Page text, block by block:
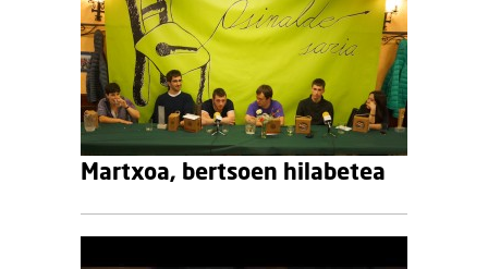
Martxoa, bertsoen hilabetea